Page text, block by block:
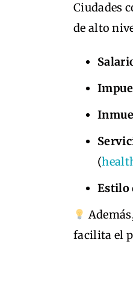
Ciudades
de alto
(
Estilo
facilita el